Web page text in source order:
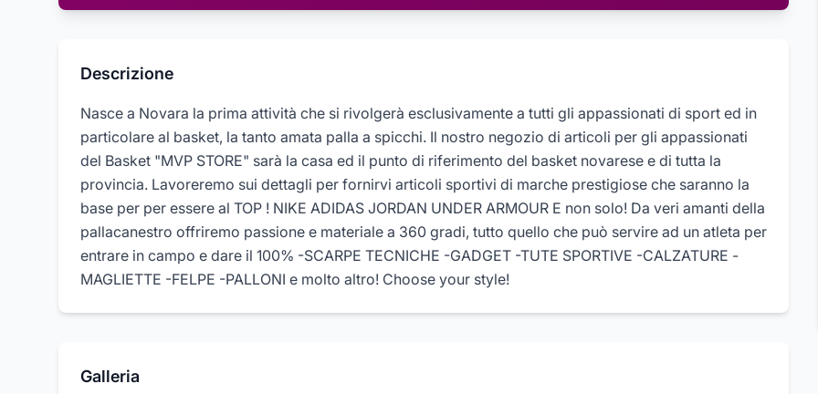
Descrizione
Nasce a Novara la prima attività che si rivolgerà esclusivamente a tutti gli appassionati di sport ed in
particolare al basket, la tanto amata palla a spicchi. Il nostro negozio di articoli per gli appassionati
del Basket "MVP STORE" sarà la casa ed il punto di riferimento del basket novarese e di tutta la
provincia. Lavoreremo sui dettagli per fornirvi articoli sportivi di marche prestigiose che saranno la
base per per essere al TOP ! NIKE ADIDAS JORDAN UNDER ARMOUR E non solo! Da veri amanti della
pallacanestro offriremo passione e materiale a 360 gradi, tutto quello che può servire ad un atleta per
entrare in campo e dare il 100% -SCARPE TECNICHE -GADGET -TUTE SPORTIVE -CALZATURE -
MAGLIETTE -FELPE -PALLONI e molto altro! Choose your style!
Galleria